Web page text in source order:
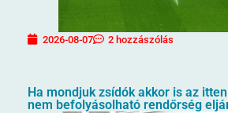
2026-08-07 2 hozzászólás
Ha mondjuk zsídók akkor is az
nem befolyásolható rendőrség